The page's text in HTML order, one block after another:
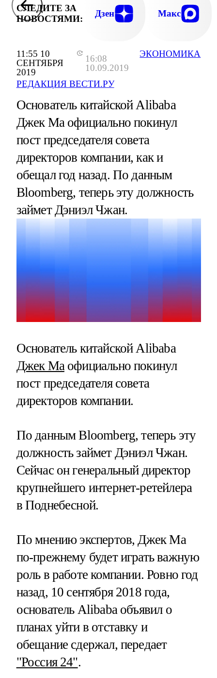
11:55 10
СЕНТЯБРЯ
2019
16:08
10.09.2019
РЕДАКЦИЯ ВЕСТИ.РУ
ЭКОНОМИКА
СЛЕДИТЕ ЗА
НОВОСТЯМИ:
Дзен Макс
Основатель китайской Alibaba
Джек Ма официально покинул
пост председателя совета
директоров компании, как и
обещал год назад. По данным
Bloomberg, теперь эту должность
займет Дэниэл Чжан.
Основатель китайской Alibaba
Джек Ма официально покинул
пост председателя совета
директоров компании.
По данным Bloomberg, теперь эту
должность займет Дэниэл Чжан.
Сейчас он генеральный директор
крупнейшего интернет-ретейлера
в Поднебесной.
По мнению экспертов, Джек Ма
по-прежнему будет играть важную
роль в работе компании. Ровно год
назад, 10 сентября 2018 года,
основатель Alibaba объявил о
планах уйти в отставку и
обещание сдержал, передает
"Россия 24".